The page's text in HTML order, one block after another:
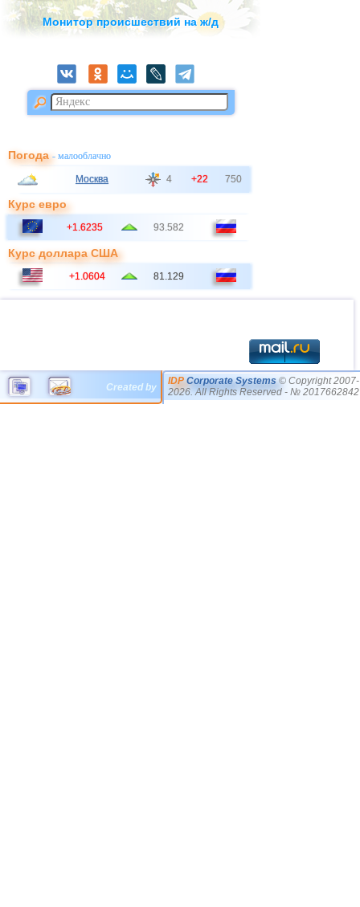
Монитор происшествий на ж/д
Погода- малооблачно
Москва 4 +22 750
Курс евро
+1.6235 93.582
Курс доллара США
+1.0604 81.129
Created by
IDP Corporate Systems © Copyright 2007-
2026. All Rights Reserved - № 2017662842